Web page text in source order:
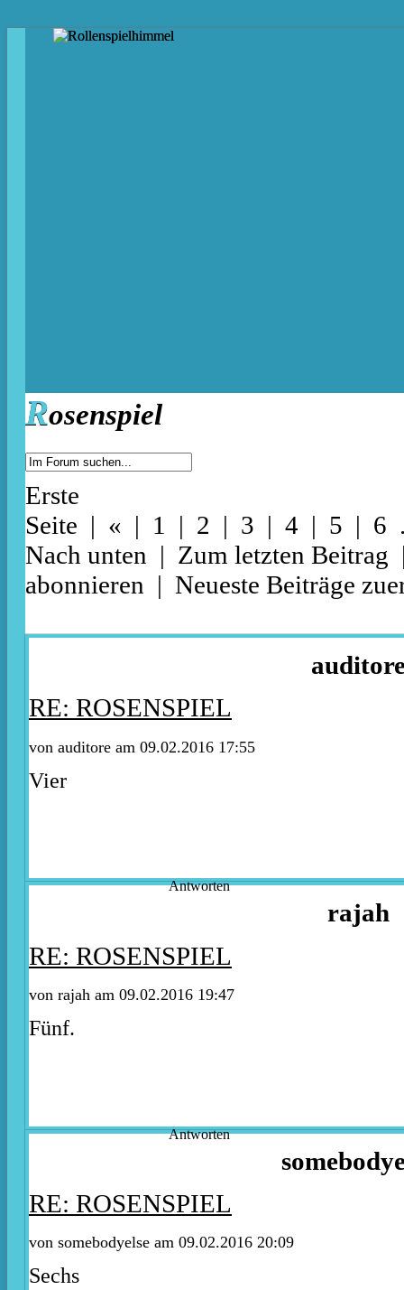
Rosenspiel
Erste
Seite | « | 1 | 2 | 3 | 4 | 5 | 6
Nach unten | Zum letzten Beitrag
abonnieren | Neueste Beiträge
RE: ROSENSPIEL
von auditore am 09.02.2016 17:55
Vier
Antworten
rajah
RE: ROSENSPIEL
von rajah am 09.02.2016 19:47
Fünf.
Antworten
RE: ROSENSPIEL
von somebodyelse am 09.02.2016 20:09
Sechs